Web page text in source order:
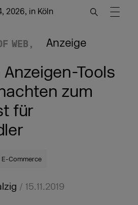
2026, in Köln
WEB Anzeige
Tools
zum
für
E-Commerce
/ 15.11.2019